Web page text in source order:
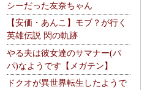
シーだった友奈ちゃん
【安価・あんこ】モブ？が行く
英雄伝説 閃の軌跡
やる夫は彼女達のサマナー(パ
パ)なようです【メガテン】
ドクオが異世界転生したようで